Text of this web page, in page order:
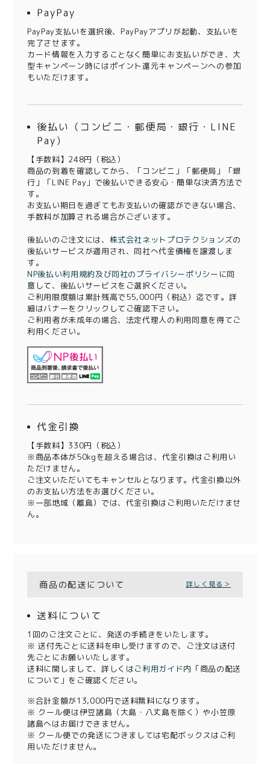
PayPay
PayPay支払いを選択後、PayPayアプリが起動、支払いを
完了させます。
カード情報を入力することなく簡単にお支払いができ、大
型キャンペーン時にはポイント還元キャンペーンへの参加
もいただけます。
後払い（コンビニ・郵便局・銀行・LINE
Pay）
【手数料】248円（税込）
商品の到着を確認してから、「コンビニ」「郵便局」「銀
行」「LINE Pay」で後払いできる安心・簡単な決済方法で
す。
お支払い期日を過ぎてもお支払いの確認ができない場合、
手数料が加算される場合がございます。
後払いのご注文には、 株式会社ネットプロテクションズの
後払いサービスが適用され、同社へ代金債権を譲渡しま
す。
NP後払い利用規約及び同社のプライバシーポリシー に同
意して、後払いサービスをご選択ください。
ご利用限度額は累計残高で55,000円（税込）迄です。詳
細はバナーをクリックしてご確認下さい。
ご利用者が未成年の場合、法定代理人の利用同意を得てご
利用ください。
代金引換
【手数料】330円（税込）
※商品本体が50kgを超える場合は、代金引換はご利用い
ただけません。
ご注文いただいてもキャンセルとなります。代金引換以外
のお支払い方法をお選びください。
※一部地域（離島）では、代金引換はご利用いただけませ
ん。
商品の配送について 詳しく見る＞
送料について
1回のご注文ごとに、発送の手続きをいたします。
※ 送付先ごとに送料を申し受けますので、ご注文は送付
先ごとにお願いいたします。
送料に関しまして、詳しくはご利用ガイド内「商品の配送
について」をご確認ください。
※合計金額が13,000円で送料無料になります。
※ クール便は伊豆諸島（大島・八丈島を除く）や小笠原
諸島へはお届けできません。
※ クール便での発送につきましては宅配ボックスはご利
用いただけません。